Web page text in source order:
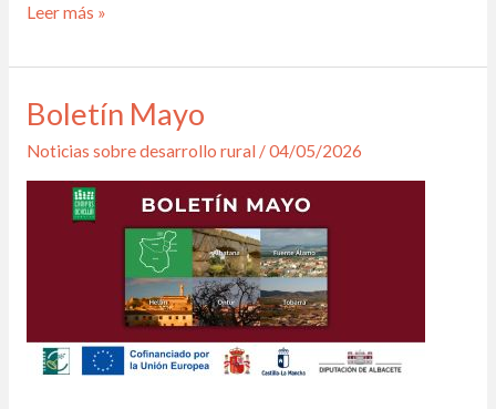
Leer más »
Boletín Mayo
Noticias sobre desarrollo rural /04/05/2026
Boletín